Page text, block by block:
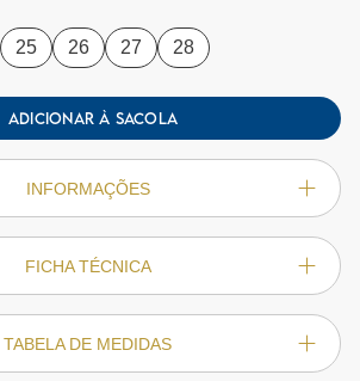
25 26 27 28
ADICIONAR À SACOLA
INFORMAÇÕES
FICHA TÉCNICA
TABELA DE MEDIDAS